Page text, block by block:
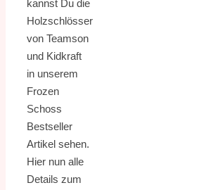
kannst Du die
Holzschlösser
von Teamson
und Kidkraft
in unserem
Frozen
Schoss
Bestseller
Artikel sehen.
Hier nun alle
Details zum